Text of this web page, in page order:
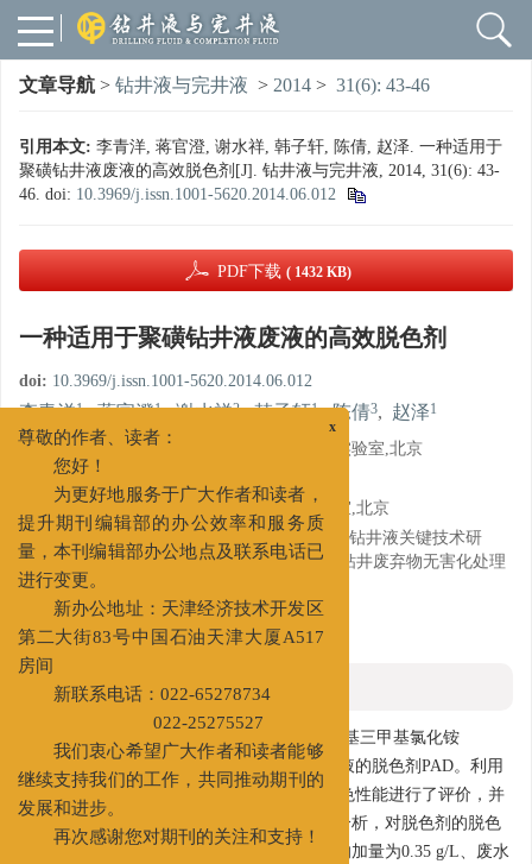
文章导航 > 钻井液与完井液 > 2014 > 31(6): 43-46
引用本文: 李青洋, 蒋官澄, 谢水祥, 韩子轩, 陈倩, 赵泽. 一种适用于
聚磺钻井液废液的高效脱色剂[J]. 钻井液与完井液, 2014, 31(6): 43-
46. doi: 10.3969/j.issn.1001-5620.2014.06.012
PDF下载 ( 1432 KB)
一种适用于聚磺钻井液废液的高效脱色剂
doi: 10.3969/j.issn.1001-5620.2014.06.012
李青洋1, 蒋官澄1, 谢水祥2, 韩子轩1, 陈倩3, 赵泽1
1. 中国石油大学(北京)石油工程教育部重点实验室,北京
中国石油集团安全环保技术研究院,北京
中国石油大学(北京)重质油国家重点实验室,北京
基金项目:
国家863 项目“海上大位移井水平井钻井液关键技术研
究”（2012AA091502）；国家科技重大专项“钻井废弃物无害化处理
技术研究”（2011ZX05021-004)。
详细信息
摘要
用丙烯酰胺（AM）和甲基丙烯酰氧乙基三甲基氯化铵
（DMC）作单体合成了适用于聚磺钻井液废液的脱色剂PAD。利用
配制的聚磺钻井液废液，对脱色剂PAD 的脱色性能进行了评价，并
通过红外扫描和聚磺钻井液废液色度来源的分析，对脱色剂的脱色
机理进行了研究。评价结果表明，当脱色剂的加量为0.35 g/L、废水
尊敬的作者、读者：
您好！
为更好地服务于广大作者和读者，
提升期刊编辑部的办公效率和服务质
量，本刊编辑部办公地点及联系电话已
进行变更。
新办公地址：天津经济技术开发区
第二大街83号中国石油天津大厦A517
房间
新联系电话：022-65278734
022-25275527
我们衷心希望广大作者和读者能够
继续支持我们的工作，共同推动期刊的
发展和进步。
再次感谢您对期刊的关注和支持！